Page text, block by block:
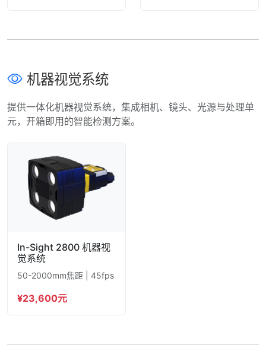
机器视觉系统
提供一体化机器视觉系统，集成相机、镜头、光源与处理单
元，开箱即用的智能检测方案。
In-Sight 2800 机器视
觉系统
50-2000mm焦距 | 45fps
¥23,600元